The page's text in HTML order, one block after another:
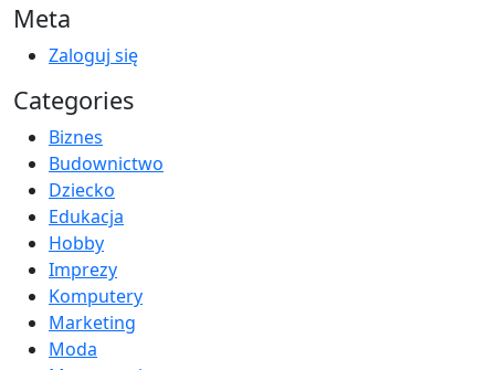
Meta
Zaloguj się
Categories
Biznes
Budownictwo
Dziecko
Edukacja
Hobby
Imprezy
Komputery
Marketing
Moda